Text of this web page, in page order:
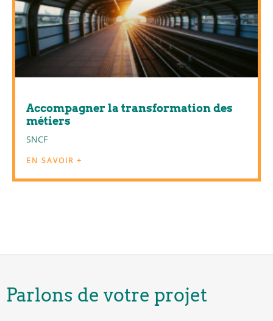
Accompagner la transformation des
métiers
SNCF
EN SAVOIR +
Parlons de votre projet